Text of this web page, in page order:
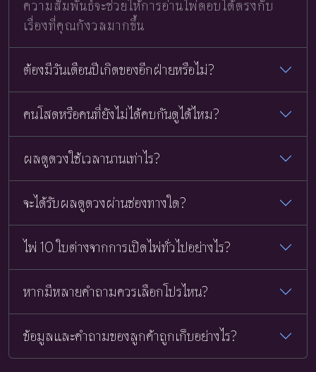
ความสัมพันธ์จะช่วยให้การอ่านไพ่ตอบได้ตรงกับ
เรื่องที่คุณกังวลมากขึ้น
ต้องมีวันเดือนปีเกิดของอีกฝ่ายหรือไม่?
คนโสดหรือคนที่ยังไม่ได้คบกันดูได้ไหม?
ผลดูดวงใช้เวลานานเท่าไร?
จะได้รับผลดูดวงผ่านช่องทางใด?
ไพ่ 10 ใบต่างจากการเปิดไพ่ทั่วไปอย่างไร?
หากมีหลายคำถามควรเลือกโปรไหน?
ข้อมูลและคำถามของลูกค้าถูกเก็บอย่างไร?